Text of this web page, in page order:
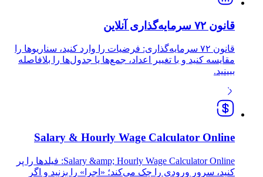
قانون ۷۲ سرمایه‌گذاری آنلاین
قانون ۷۲ سرمایه‌گذاری: فرضیات را وارد کنید، سناریوها را
مقایسه کنید و با تغییر اعداد، جمع‌ها یا جدول‌ها را بلافاصله
ببینید.
Salary & Hourly Wage Calculator Online
Salary &amp; Hourly Wage Calculator Online: فیلدها را پر
کنید، سرور ورودی را چک می‌کند؛ «اجرا» را بزنید و اگر